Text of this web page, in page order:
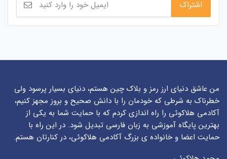
من عاشق دنیای ارز رمز و بلاک چین هستم، دنیای بسیار پرسود ولی
خطرناک به شرطی که خودمان را با دانش صحیح و بروز مجهز کنیم،
آکادمی هلاکوئی را راه اندازی کردم که با حمایت شما به یکی از
بهترین پایگاه آموزشی به زبان فارسی تبدیل شود. در این راه با
حمایت اعضا و خانواده ی بزرگ آکادمی هلاکوئی، در کنارتان هستم.